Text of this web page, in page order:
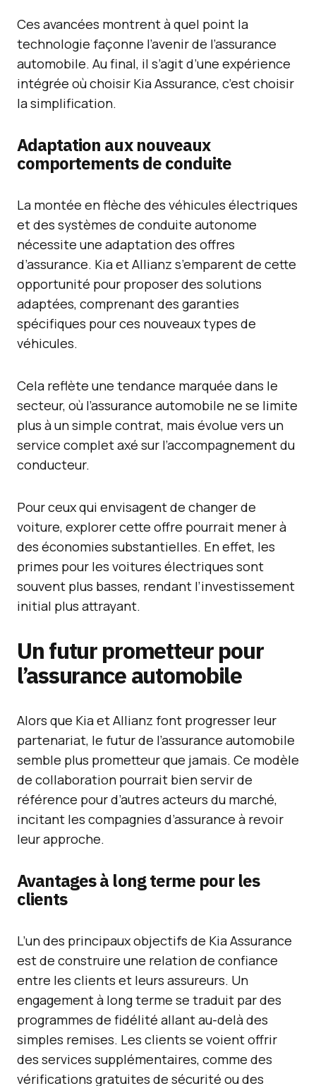
Ces avancées montrent à quel point la
technologie façonne l’avenir de l’assurance
automobile. Au final, il s’agit d’une expérience
intégrée où choisir Kia Assurance, c’est choisir
la simplification.
Adaptation aux nouveaux
comportements de conduite
La montée en flèche des véhicules électriques
et des systèmes de conduite autonome
nécessite une adaptation des offres
d’assurance. Kia et Allianz s’emparent de cette
opportunité pour proposer des solutions
adaptées, comprenant des garanties
spécifiques pour ces nouveaux types de
véhicules.
Cela reflète une tendance marquée dans le
secteur, où l’assurance automobile ne se limite
plus à un simple contrat, mais évolue vers un
service complet axé sur l’accompagnement du
conducteur.
Pour ceux qui envisagent de changer de
voiture, explorer cette offre pourrait mener à
des économies substantielles. En effet, les
primes pour les voitures électriques sont
souvent plus basses, rendant l’investissement
initial plus attrayant.
Un futur prometteur pour
l’assurance automobile
Alors que Kia et Allianz font progresser leur
partenariat, le futur de l’assurance automobile
semble plus prometteur que jamais. Ce modèle
de collaboration pourrait bien servir de
référence pour d’autres acteurs du marché,
incitant les compagnies d’assurance à revoir
leur approche.
Avantages à long terme pour les
clients
L’un des principaux objectifs de Kia Assurance
est de construire une relation de confiance
entre les clients et leurs assureurs. Un
engagement à long terme se traduit par des
programmes de fidélité allant au-delà des
simples remises. Les clients se voient offrir
des services supplémentaires, comme des
vérifications gratuites de sécurité ou des